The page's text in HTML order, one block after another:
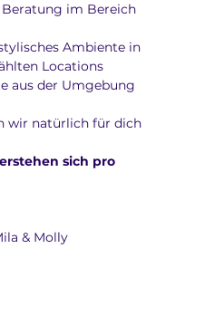
Beratung im Bereich
Ambiente in
Locations
aus der Umgebung
wir natürlich für dich
sich pro
& Molly